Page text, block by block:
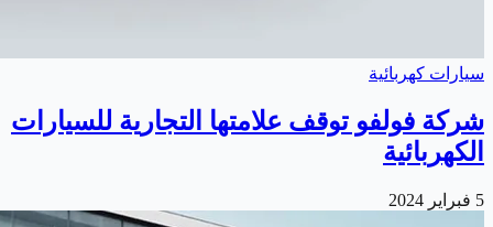
سيارات كهربائية
شركة فولفو توقف علامتها التجارية للسيارات
الكهربائية
5 فبراير 2024